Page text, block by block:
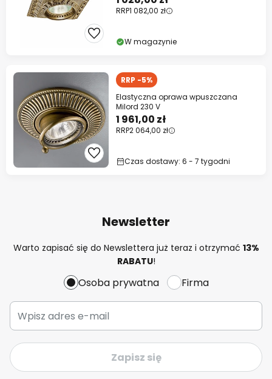
RRP1 082,00 zł
W magazynie
RRP -5%
Elastyczna oprawa wpuszczana
Milord 230 V
1 961,00 zł
RRP2 064,00 zł
Czas dostawy: 6 - 7 tygodni
Newsletter
Warto zapisać się do Newslettera już teraz i otrzymać 13%
RABATU!
Osoba prywatna Firma
Zapisz się